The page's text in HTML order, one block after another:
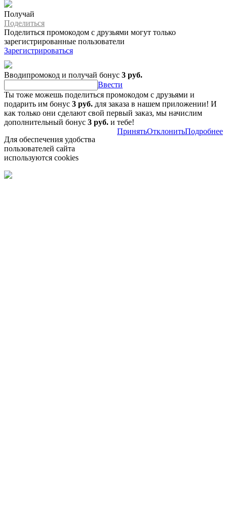
Получай
Поделиться
Поделиться промокодом с друзьями могут только
зарегистрированные пользователи
Зарегистрироваться
Вводипромокод и получай бонус 3 руб.
Ввести
Ты тоже можешь поделиться промокодом с друзьями и
подарить им бонус 3 руб. для заказа в нашем приложении! И
как только они сделают свой первый заказ, мы начислим
дополнительный бонус 3 руб. и тебе!
Для обеспечения удобства
пользователей сайта
используются cookies
ПринятьОтклонитьПодробнее